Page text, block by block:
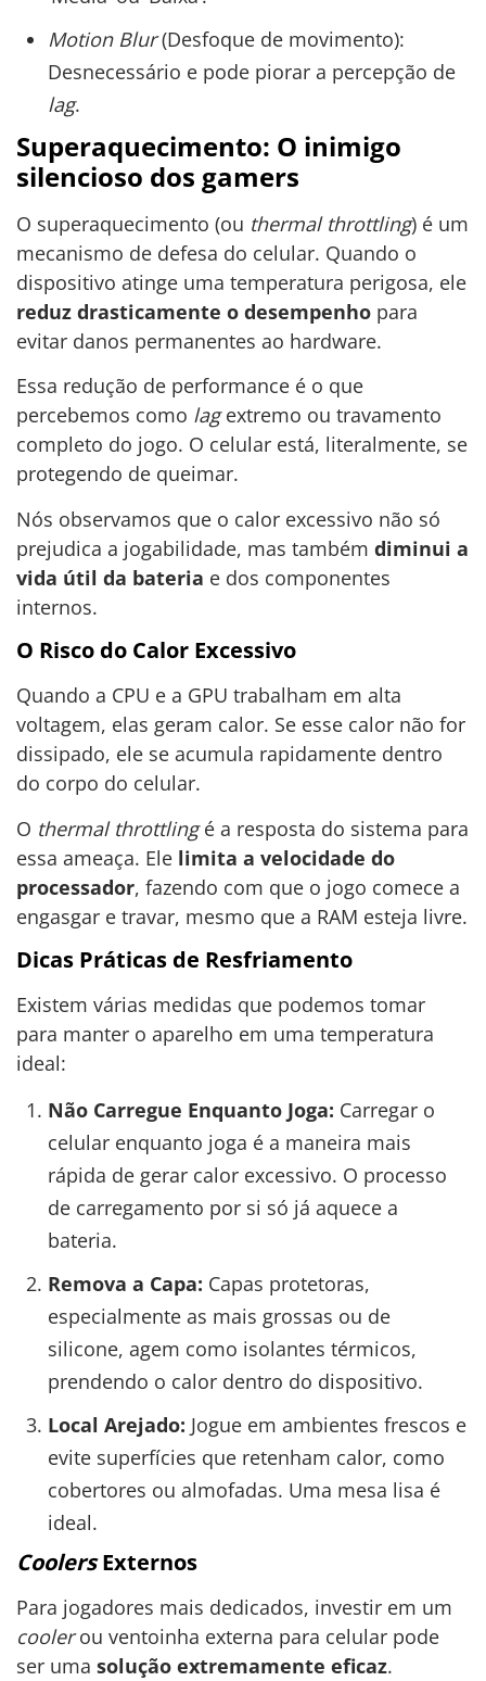
Motion Blur(Desfoque de movimento):
Desnecessário e pode piorar a percepção de
lag.
Superaquecimento: O inimigo
silencioso dos gamers
O superaquecimento (ou thermal throttling) é um
mecanismo de defesa do celular. Quando o
dispositivo atinge uma temperatura perigosa, ele
reduz drasticamente o desempenho para
evitar danos permanentes ao hardware.
Essa redução de performance é o que
percebemos como lagextremo ou travamento
completo do jogo. O celular está, literalmente, se
protegendo de queimar.
Nós observamos que o calor excessivo não só
prejudica a jogabilidade, mas também diminui a
vida útil da bateria e dos componentes
internos.
O Risco do Calor Excessivo
Quando a CPU e a GPU trabalham em alta
voltagem, elas geram calor. Se esse calor não for
dissipado, ele se acumula rapidamente dentro
do corpo do celular.
O thermal throttlingé a resposta do sistema para
essa ameaça. Ele limita a velocidade do
processador, fazendo com que o jogo comece a
engasgar e travar, mesmo que a RAM esteja livre.
Dicas Práticas de Resfriamento
Existem várias medidas que podemos tomar
para manter o aparelho em uma temperatura
ideal:
Não Carregue Enquanto Joga: Carregar o
celular enquanto joga é a maneira mais
rápida de gerar calor excessivo. O processo
de carregamento por si só já aquece a
bateria.
Remova a Capa: Capas protetoras,
especialmente as mais grossas ou de
silicone, agem como isolantes térmicos,
prendendo o calor dentro do dispositivo.
Local Arejado: Jogue em ambientes frescos e
evite superfícies que retenham calor, como
cobertores ou almofadas. Uma mesa lisa é
ideal.
CoolersExternos
Para jogadores mais dedicados, investir em um
coolerou ventoinha externa para celular pode
ser uma solução extremamente eficaz.